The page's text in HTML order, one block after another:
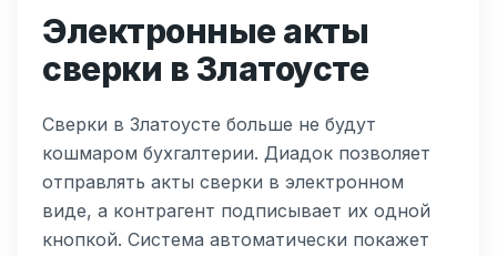
Электронные акты
сверки в Златоусте
Сверки в Златоусте больше не будут
кошмаром бухгалтерии. Диадок позволяет
отправлять акты сверки в электронном
виде, а контрагент подписывает их одной
кнопкой. Система автоматически покажет